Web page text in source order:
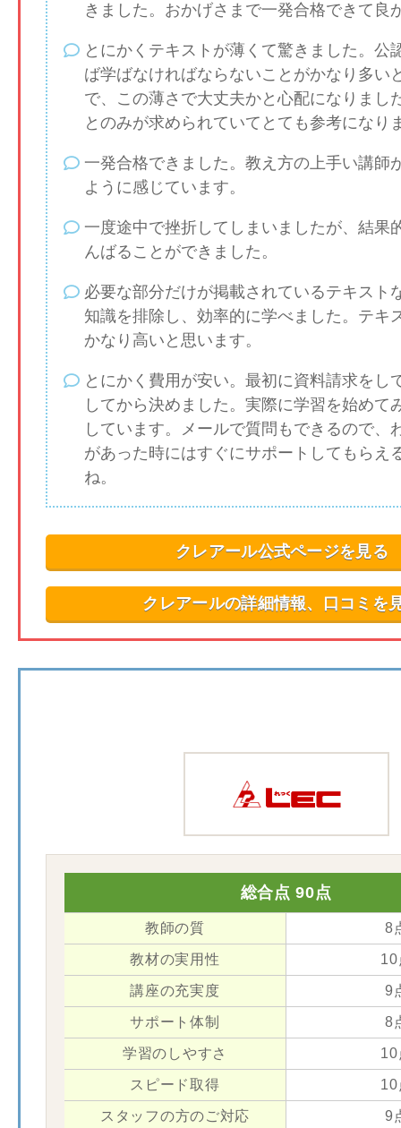
きました。おかげさまで一発合格できて良
とにかくテキストが薄くて驚きました。公
ば学ばなければならないことがかなり多い
で、この薄さで大丈夫かと心配になりまし
とのみが求められていてとても参考になり
一発合格できました。教え方の上手い講師
ように感じています。
一度途中で挫折してしまいましたが、結果
んばることができました。
必要な部分だけが掲載されているテキスト
知識を排除し、効率的に学べました。テキ
かなり高いと思います。
とにかく費用が安い。最初に資料請求をし
してから決めました。実際に学習を始めて
しています。メールで質問もできるので、
があった時にはすぐにサポートしてもらえ
ね。
クレアール公式ページを見る
クレアールの詳細情報、口コミを
総合点 90点
教師の質 8
教材の実用性 10
講座の充実度 9
サポート体制 8
学習のしやすさ 10
スピード取得 10
スタッフの方のご対応 9